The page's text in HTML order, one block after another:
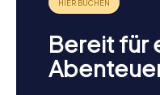
Bereit für